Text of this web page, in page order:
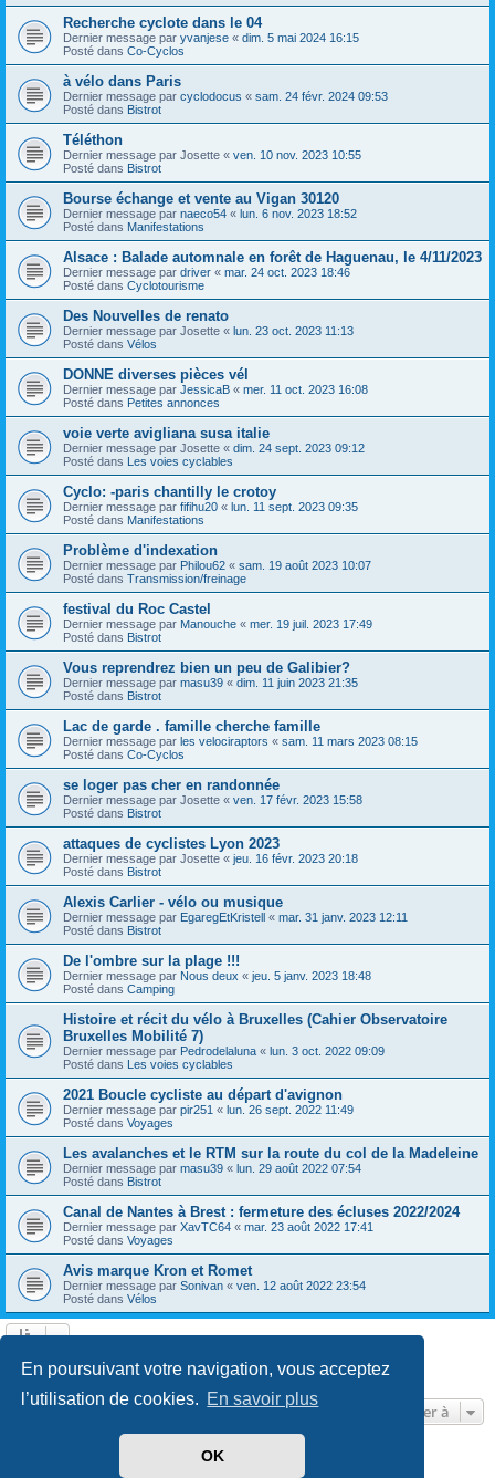
En poursuivant votre navigation, vous acceptez
l’utilisation de cookies. En savoir plus
OK
Recherche cyclote dans le 04
Dernier message par yvanjese « dim. 5 mai 2024 16:15
Posté dans Co-Cyclos
à vélo dans Paris
Dernier message par cyclodocus « sam. 24 févr. 2024 09:53
Posté dans Bistrot
Téléthon
Dernier message par Josette « ven. 10 nov. 2023 10:55
Posté dans Bistrot
Bourse échange et vente au Vigan 30120
Dernier message par naeco54 « lun. 6 nov. 2023 18:52
Posté dans Manifestations
Alsace : Balade automnale en forêt de Haguenau, le 4/11/2023
Dernier message par driver « mar. 24 oct. 2023 18:46
Posté dans Cyclotourisme
Des Nouvelles de renato
Dernier message par Josette « lun. 23 oct. 2023 11:13
Posté dans Vélos
DONNE diverses pièces vél
Dernier message par JessicaB « mer. 11 oct. 2023 16:08
Posté dans Petites annonces
voie verte avigliana susa italie
Dernier message par Josette « dim. 24 sept. 2023 09:12
Posté dans Les voies cyclables
Cyclo: -paris chantilly le crotoy
Dernier message par fifihu20 « lun. 11 sept. 2023 09:35
Posté dans Manifestations
Problème d'indexation
Dernier message par Philou62 « sam. 19 août 2023 10:07
Posté dans Transmission/freinage
festival du Roc Castel
Dernier message par Manouche « mer. 19 juil. 2023 17:49
Posté dans Bistrot
Vous reprendrez bien un peu de Galibier?
Dernier message par masu39 « dim. 11 juin 2023 21:35
Posté dans Bistrot
Lac de garde . famille cherche famille
Dernier message par les velociraptors « sam. 11 mars 2023 08:15
Posté dans Co-Cyclos
se loger pas cher en randonnée
Dernier message par Josette « ven. 17 févr. 2023 15:58
Posté dans Bistrot
attaques de cyclistes Lyon 2023
Dernier message par Josette « jeu. 16 févr. 2023 20:18
Posté dans Bistrot
Alexis Carlier - vélo ou musique
Dernier message par EgaregEtKristell « mar. 31 janv. 2023 12:11
Posté dans Bistrot
De l'ombre sur la plage !!!
Dernier message par Nous deux « jeu. 5 janv. 2023 18:48
Posté dans Camping
Histoire et récit du vélo à Bruxelles (Cahier Observatoire
Bruxelles Mobilité 7)
Dernier message par Pedrodelaluna « lun. 3 oct. 2022 09:09
Posté dans Les voies cyclables
2021 Boucle cycliste au départ d'avignon
Dernier message par pir251 « lun. 26 sept. 2022 11:49
Posté dans Voyages
Les avalanches et le RTM sur la route du col de la Madeleine
Dernier message par masu39 « lun. 29 août 2022 07:54
Posté dans Bistrot
Canal de Nantes à Brest : fermeture des écluses 2022/2024
Dernier message par XavTC64 « mar. 23 août 2022 17:41
Posté dans Voyages
Avis marque Kron et Romet
Dernier message par Sonivan « ven. 12 août 2022 23:54
Posté dans Vélos
602 résultats trouvés Page1sur13
1 2 3 4 5 … 13
Aller à
phpBB ® Forum Software © phpBB Limited
phpBB-fr.com